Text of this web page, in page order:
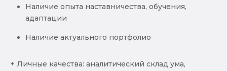
Наличие опыта наставничества, обучения,
адаптации
Наличие актуального портфолио
+ Личные качества: аналитический склад ума,